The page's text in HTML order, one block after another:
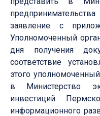
заявление с
Уполномоченный
дня получения
соответствие
этого
в Министерство
инвестиций
информационного